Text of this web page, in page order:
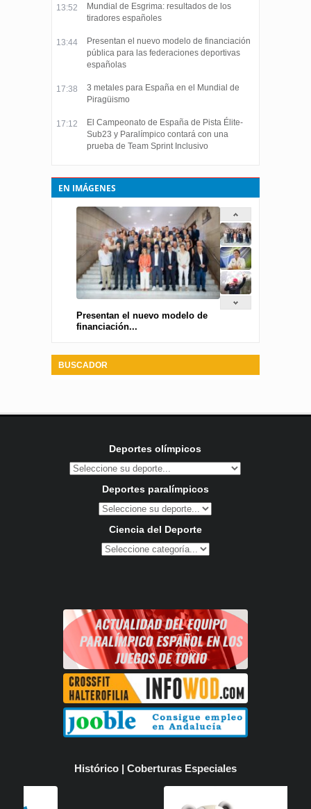
13:52
Mundial de Esgrima: resultados de los
tiradores españoles
13:44
Presentan el nuevo modelo de financiación
pública para las federaciones deportivas
españolas
17:38
3 metales para España en el Mundial de
Piragüismo
17:12
El Campeonato de España de Pista Élite-
Sub23 y Paralímpico contará con una
prueba de Team Sprint Inclusivo
EN IMÁGENES
Presentan el nuevo modelo de
financiación...
BUSCADOR
Deportes olímpicos
Deportes paralímpicos
Ciencia del Deporte
Histórico | Coberturas Especiales